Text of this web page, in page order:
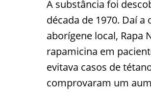
A substância foi
década de 1970. Daí
aborígene local, Rapa
rapamicina em
evitava casos de
comprovaram um